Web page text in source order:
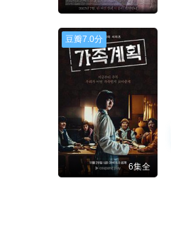
豆瓣7.0分
6集全